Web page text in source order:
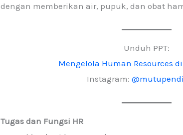
dengan memberikan air, pupuk, dan obat
Unduh PPT:
Mengelola Human Resources
Instagram:
Tugas dan Fungsi HR